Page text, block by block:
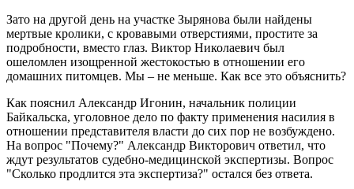
Зато на другой день на участке Зырянова были найдены
мертвые кролики, с кровавыми отверстиями, простите за
подробности, вместо глаз. Виктор Николаевич был
ошеломлен изощренной жестокостью в отношении его
домашних питомцев. Мы – не меньше. Как все это объяснить?
Как пояснил Александр Игонин, начальник полиции
Байкальска, уголовное дело по факту применения насилия в
отношении представителя власти до сих пор не возбуждено.
На вопрос "Почему?" Александр Викторович ответил, что
ждут результатов судебно-медицинской экспертизы. Вопрос
"Сколько продлится эта экспертиза?" остался без ответа.